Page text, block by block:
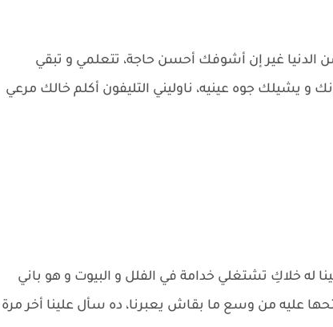
الدنيا غير إن أشوفك أحسن حاجة، تتعلمي و تبقي
و يشيلك جوه عينيه، ناوليني التليفون أكلم خالك مرعي
له خلاكِ تشتغلي خدامة في الفلل و البيوت و هو باني
عليه من وسع ما بقاش يعبرنا، ده سأل علينا أخر مرة